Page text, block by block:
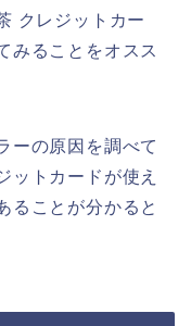
クレジットカー
みることをオスス
ーの原因を調べて
ットカードが使え
ることが分かると